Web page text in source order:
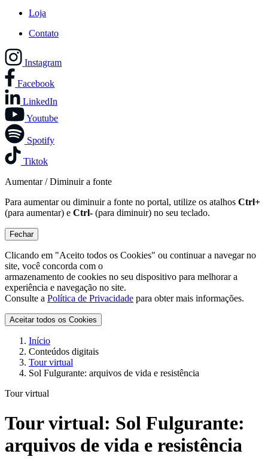
Loja
Contato
Instagram
Facebook
LinkedIn
Youtube
Spotify
Tiktok
Aumentar / Diminuir a fonte
Para aumentar ou diminuir a fonte no portal, utilize os atalhos Ctrl+
(para aumentar) e Ctrl- (para diminuir) no seu teclado.
Fechar
Clicando em "Aceito todos os Cookies" ou continuar a navegar no
site, você concorda com o
armazenamento de cookies no seu dispositivo para melhorar a
experiência e navegação no site.
Consulte a Política de Privacidade para obter mais informações.
Aceitar todos os Cookies
Início
Conteúdos digitais
Tour virtual
Sol Fulgurante: arquivos de vida e resistência
Tour virtual
Tour virtual: Sol Fulgurante:
arquivos de vida e resistência